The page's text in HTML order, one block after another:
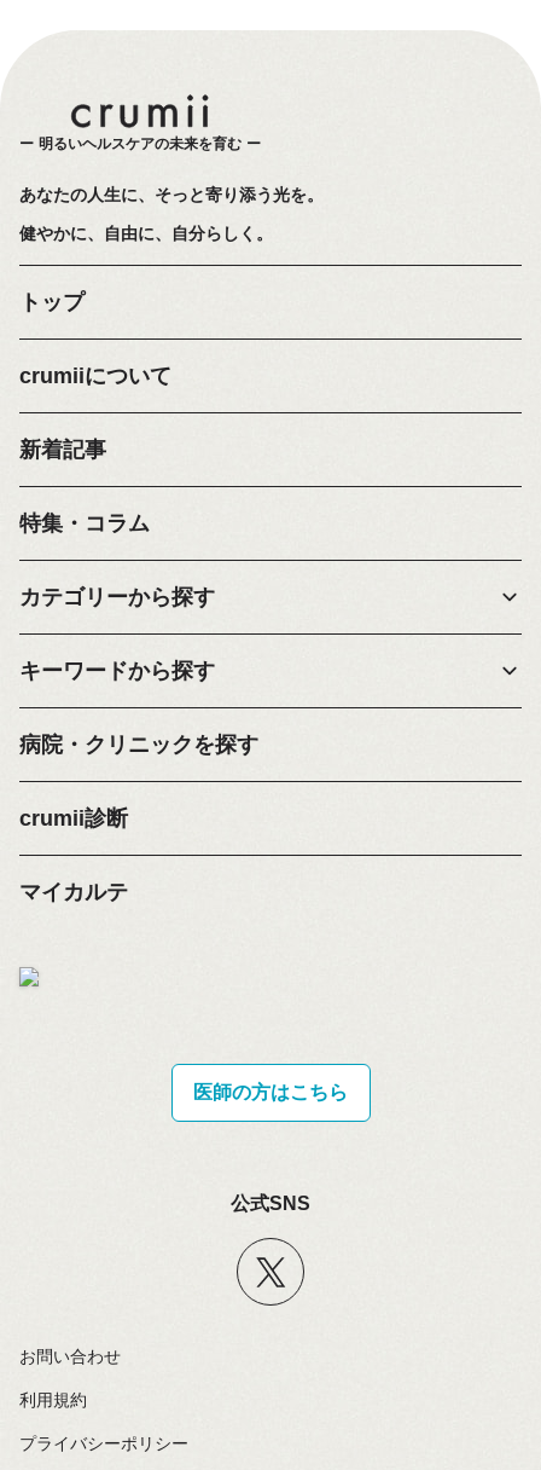
明るいヘルスケアの未来を育む
あなたの人生に、そっと寄り添う光を。
健やかに、自由に、自分らしく。
トップ
crumiiについて
新着記事
特集・コラム
カテゴリーから探す
キーワードから探す
病院・クリニックを探す
crumii診断
マイカルテ
医師の方はこちら
公式SNS
お問い合わせ
利用規約
プライバシーポリシー